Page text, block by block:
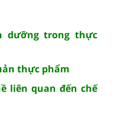
dưỡng trong thực
thực phẩm
liên quan đến chế